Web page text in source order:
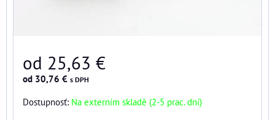
od 25,63 €
od 30,76 € s DPH
Dostupnosť: Na externím skladě (2-5 prac. dní)